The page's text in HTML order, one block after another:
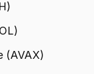
(AVAX)